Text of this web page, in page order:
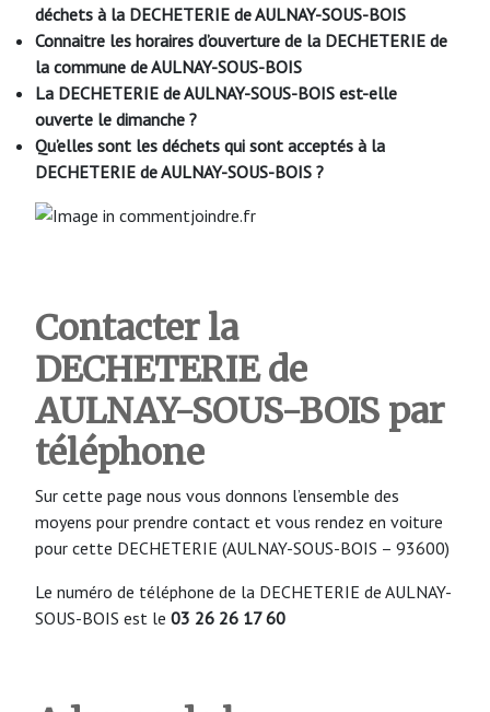
déchets à la DECHETERIE de AULNAY-SOUS-BOIS
Connaitre les horaires d’ouverture de la DECHETERIE de
la commune de AULNAY-SOUS-BOIS
La DECHETERIE de AULNAY-SOUS-BOIS est-elle
ouverte le dimanche ?
Qu’elles sont les déchets qui sont acceptés à la
DECHETERIE de AULNAY-SOUS-BOIS ?
Contacter la
DECHETERIE de
AULNAY-SOUS-BOIS par
téléphone
Sur cette page nous vous donnons l’ensemble des
moyens pour prendre contact et vous rendez en voiture
pour cette DECHETERIE (AULNAY-SOUS-BOIS – 93600)
Le numéro de téléphone de la DECHETERIE de AULNAY-
SOUS-BOIS est le 03 26 26 17 60